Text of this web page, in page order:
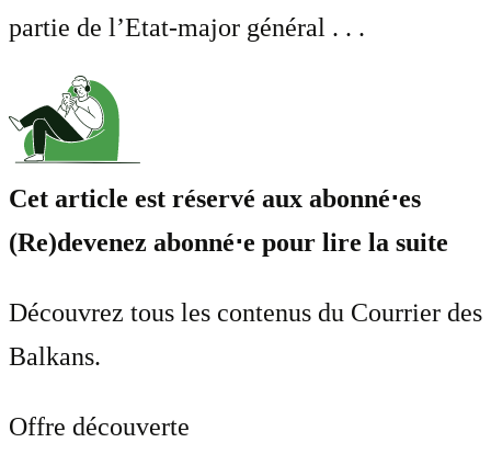
partie de l’Etat-major général . . .
Cet article est réservé aux abonné⋅es
(Re)devenez abonné⋅e pour lire la suite
Découvrez tous les contenus du Courrier des
Balkans.
Offre découverte